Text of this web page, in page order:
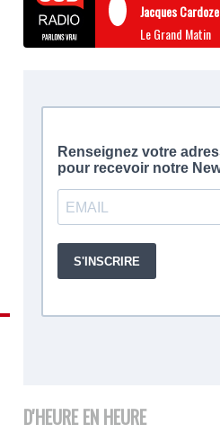
Jacques Cardoze
Le Grand Matin
D'HEURE EN HEURE